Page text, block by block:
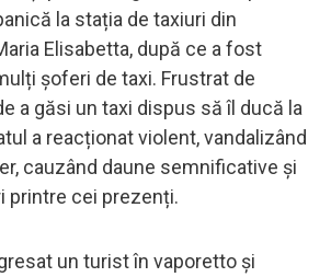
la stația de taxiuri din
Elisabetta, după ce a fost
șoferi de taxi. Frustrat de
a găsi un taxi dispus să îl ducă la
a reacționat violent, vandalizând
cauzând daune semnificative și
printre cei prezenți.
un turist în vaporetto și